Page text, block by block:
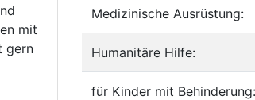
mit
gern
Medizinische Ausrüstung:
Humanitäre Hilfe:
für Kinder mit Behinderung: